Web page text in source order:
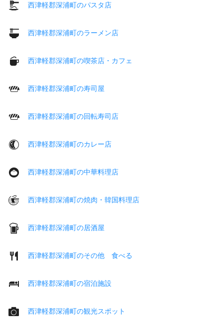
西津軽郡深浦町のパスタ店
西津軽郡深浦町のラーメン店
西津軽郡深浦町の喫茶店・カフェ
西津軽郡深浦町の寿司屋
西津軽郡深浦町の回転寿司店
西津軽郡深浦町のカレー店
西津軽郡深浦町の中華料理店
西津軽郡深浦町の焼肉・韓国料理店
西津軽郡深浦町の居酒屋
西津軽郡深浦町のその他 食べる
西津軽郡深浦町の宿泊施設
西津軽郡深浦町の観光スポット